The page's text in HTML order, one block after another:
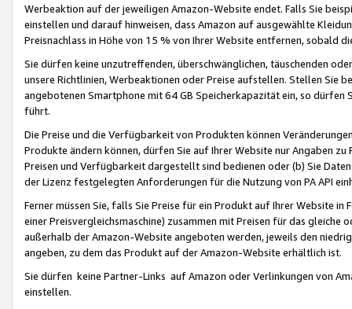
Werbeaktion auf der jeweiligen Amazon-Website endet. Falls Sie
einstellen und darauf hinweisen, dass Amazon auf ausgewählte
Preisnachlass in Höhe von 15 % von Ihrer Website entfernen, sobald
Sie dürfen keine unzutreffenden, überschwänglichen, täuschenden
unsere Richtlinien, Werbeaktionen oder Preise aufstellen. Stellen Sie
angebotenen Smartphone mit 64 GB Speicherkapazität ein, so dürfen
führt.
Die Preise und die Verfügbarkeit von Produkten können
Produkte ändern können, dürfen Sie auf Ihrer Website nur Angaben
Preisen und Verfügbarkeit dargestellt sind bedienen oder (b) Sie
der Lizenz festgelegten Anforderungen für die Nutzung von PA API
Ferner müssen Sie, falls Sie Preise für ein Produkt auf Ihrer Website
einer Preisvergleichsmaschine) zusammen mit Preisen für das
außerhalb der Amazon-Website angeboten werden, jeweils den
angeben, zu dem das Produkt auf der Amazon-Website erhältlich ist.
Sie dürfen keine Partner-Links auf Amazon oder Verlinkungen von
einstellen.